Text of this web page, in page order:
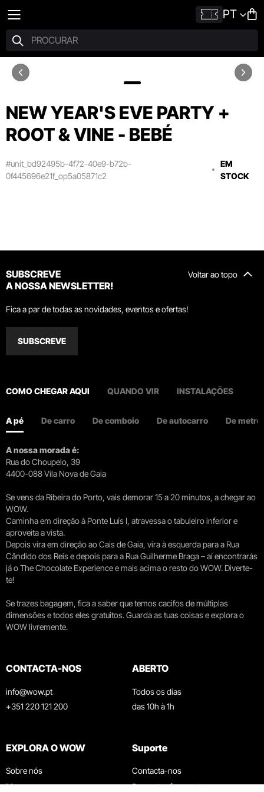
PT
NEW YEAR'S EVE PARTY +
ROOT & VINE - BEBÉ
#unit_bd92495b-4f72-40e9-b72b-
0f445696e21f_op5a05871c2
EM
STOCK
Voltar ao topo
SUBSCREVE
A NOSSA NEWSLETTER!
Fica a par de todas as novidades, eventos e ofertas!
SUBSCREVE
COMO CHEGAR AQUI QUANDO VIR INSTALAÇÕES
A pé De carro De comboio De autocarro De metro
A nossa morada é:
Rua do Choupelo, 39
4400-088 Vila Nova de Gaia
Se vens da Ribeira do Porto, vais demorar 15 a 20 minutos, a chegar ao
WOW.
Caminha em direção à Ponte Luís I, atravessa o tabuleiro inferior e
aproveita a vista.
Depois vira em direção ao Cais de Gaia, vira à esquerda para a Rua
Cândido dos Reis e depois para a Rua Guilherme Braga – aí encontrarás
já o The Chocolate Experience e mais acima o resto do WOW. Diverte-
te!
Se trazes bagagem, fica a saber que temos cacifos de múltiplas
dimensões e todos eles gratuitos. Guarda as tuas coisas e explora o
WOW livremente.
CONTACTA-NOS
info@wow.pt
+351 220 121 200
ABERTO
Todos os dias
das 10h à 1h
EXPLORA O WOW
Sobre nós
Museus
Suporte
Contacta-nos
Perguntas frequentes